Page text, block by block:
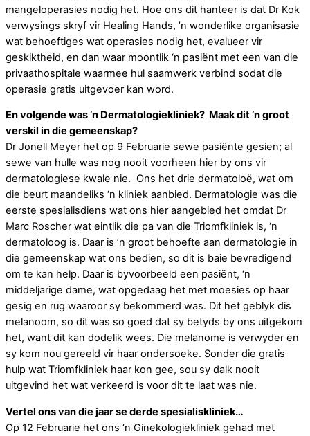
mangeloperasies nodig het. Hoe ons dit hanteer is dat Dr Kok
verwysings skryf vir Healing Hands, ’n wonderlike organisasie
wat behoeftiges wat operasies nodig het, evalueer vir
geskiktheid, en dan waar moontlik ‘n pasiënt met een van die
privaathospitale waarmee hul saamwerk verbind sodat die
operasie gratis uitgevoer kan word.
En volgende was ’n Dermatologiekliniek? Maak dit ’n groot
verskil in die gemeenskap?
Dr Jonell Meyer het op 9 Februarie sewe pasiënte gesien; al
sewe van hulle was nog nooit voorheen hier by ons vir
dermatologiese kwale nie. Ons het drie dermatoloë, wat om
die beurt maandeliks ‘n kliniek aanbied. Dermatologie was die
eerste spesialisdiens wat ons hier aangebied het omdat Dr
Marc Roscher wat eintlik die pa van die Triomfkliniek is, ‘n
dermatoloog is. Daar is ’n groot behoefte aan dermatologie in
die gemeenskap wat ons bedien, so dit is baie bevredigend
om te kan help. Daar is byvoorbeeld een pasiënt, ‘n
middeljarige dame, wat opgedaag het met moesies op haar
gesig en rug waaroor sy bekommerd was. Dit het geblyk dis
melanoom, so dit was so goed dat sy betyds by ons uitgekom
het, want dit kan dodelik wees. Die melanome is verwyder en
sy kom nou gereeld vir haar ondersoeke. Sonder die gratis
hulp wat Triomfkliniek haar kon gee, sou sy dalk nooit
uitgevind het wat verkeerd is voor dit te laat was nie.
Vertel ons van die jaar se derde spesialiskliniek…
Op 12 Februarie het ons ‘n Ginekologiekliniek gehad met